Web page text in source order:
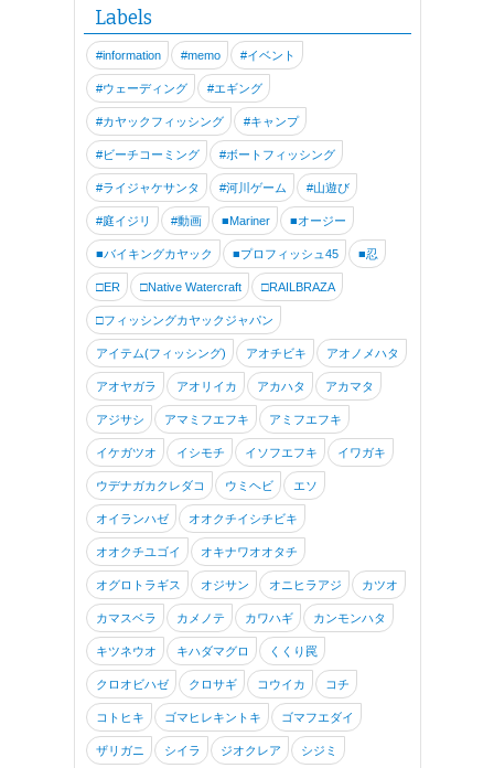
Labels
#information #memo #イベント
#ウェーディング #エギング
#カヤックフィッシング #キャンプ
#ビーチコーミング #ボートフィッシング
#ライジャケサンタ #河川ゲーム #山遊び
#庭イジリ #動画 ■Mariner ■オージー
■バイキングカヤック ■プロフィッシュ45 ■忍
□ER □Native Watercraft □RAILBRAZA
□フィッシングカヤックジャパン
アイテム(フィッシング) アオチビキ アオノメハタ
アオヤガラ アオリイカ アカハタ アカマタ
アジサシ アマミフエフキ アミフエフキ
イケガツオ イシモチ イソフエフキ イワガキ
ウデナガカクレダコ ウミヘビ エソ
オイランハゼ オオクチイシチビキ
オオクチユゴイ オキナワオオタチ
オグロトラギス オジサン オニヒラアジ カツオ
カマスベラ カメノテ カワハギ カンモンハタ
キツネウオ キハダマグロ くくり罠
クロオビハゼ クロサギ コウイカ コチ
コトヒキ ゴマヒレキントキ ゴマフエダイ
ザリガニ シイラ ジオクレア シジミ